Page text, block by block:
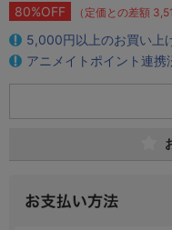
80%OFF （定価との差額
5,000円以上のお買い上
アニメイトポイント連携